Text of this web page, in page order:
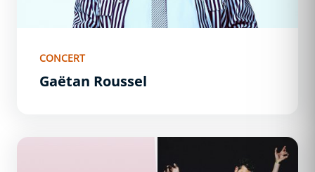
CONCERT
Gaëtan Roussel
Zaz + Claudio Capeo